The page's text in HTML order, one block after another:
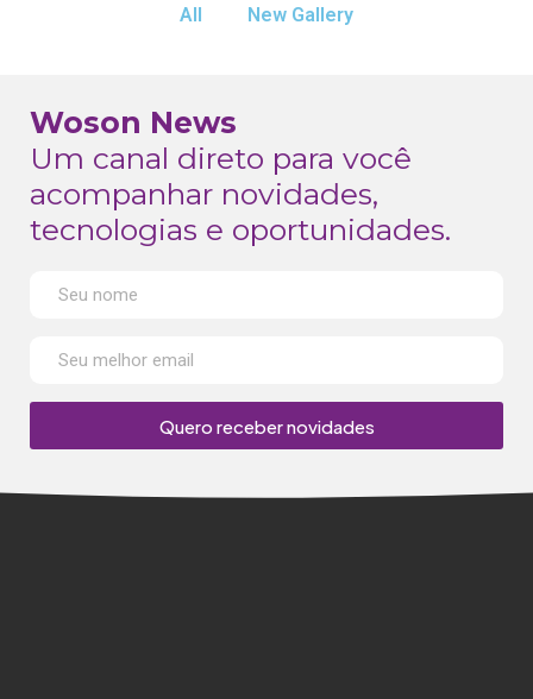
All New Gallery
Woson News
Um canal direto para você
acompanhar novidades,
tecnologias e oportunidades.
Quero receber novidades